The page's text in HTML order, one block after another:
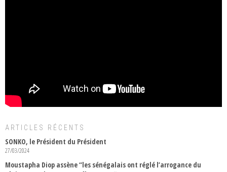
ARTICLES RÉCENTS
SONKO, le Président du Président
27/03/2024
Moustapha Diop assène “les sénégalais ont réglé l’arrogance du